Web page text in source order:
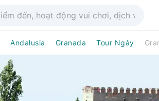
Andalusia Granada Tour Ngày